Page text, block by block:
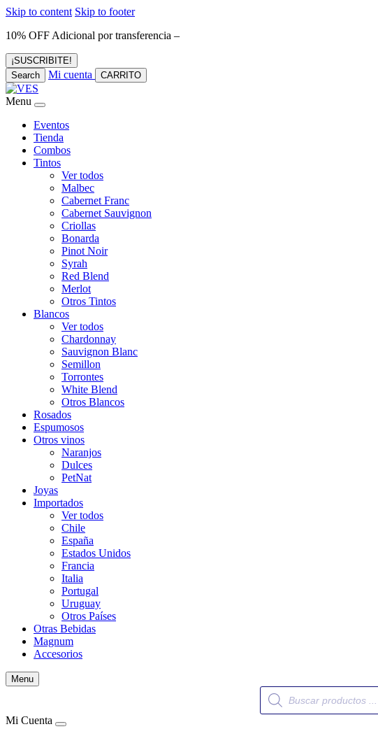
Skip to content Skip to footer
10% OFF Adicional por transferencia –
¡SUSCRIBITE!
Search
Mi cuenta CARRITO
Menu
Eventos
Tienda
Combos
Tintos
Ver todos
Malbec
Cabernet Franc
Cabernet Sauvignon
Criollas
Bonarda
Pinot Noir
Syrah
Red Blend
Merlot
Otros Tintos
Blancos
Ver todos
Chardonnay
Sauvignon Blanc
Semillon
Torrontes
White Blend
Otros Blancos
Rosados
Espumosos
Otros vinos
Naranjos
Dulces
PetNat
Joyas
Importados
Ver todos
Chile
España
Estados Unidos
Francia
Italia
Portugal
Uruguay
Otros Países
Otras Bebidas
Magnum
Accesorios
Menu
Búsqueda
de
productos
Mi Cuenta